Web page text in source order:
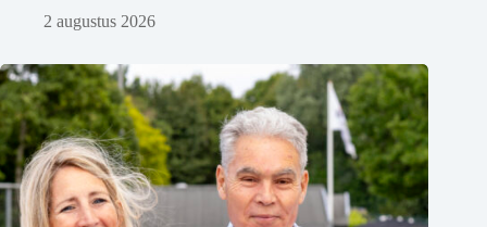
2 augustus 2026